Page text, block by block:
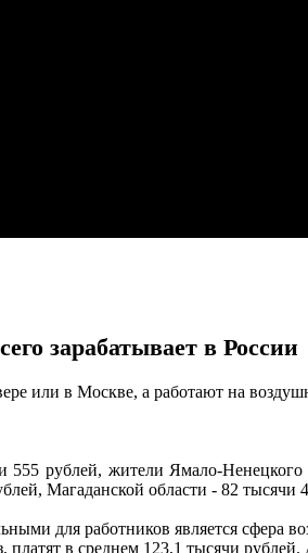
зарабатывает в России
или в Москве, а работают на
555 рублей, жители Ямало-
Магаданской области - 82 тысячи
для работников является сфера
в среднем 123,1 тысячи